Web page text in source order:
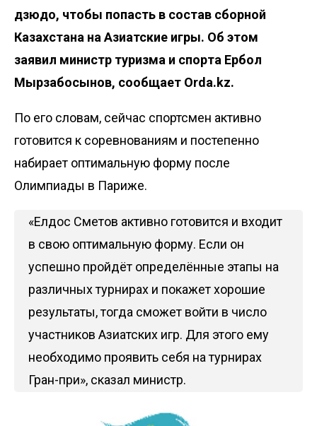
дзюдо, чтобы попасть в состав сборной
Казахстана на Азиатские игры. Об этом
заявил министр туризма и спорта Ербол
Мырзабосынов, сообщает Orda.kz.
По его словам, сейчас спортсмен активно
готовится к соревнованиям и постепенно
набирает оптимальную форму после
Олимпиады в Париже.
«Елдос Сметов активно готовится и входит
в свою оптимальную форму. Если он
успешно пройдёт определённые этапы на
различных турнирах и покажет хорошие
результаты, тогда сможет войти в число
участников Азиатских игр. Для этого ему
необходимо проявить себя на турнирах
Гран-при», сказал министр.